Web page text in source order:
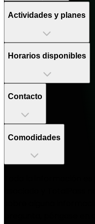
Actividades y planes
Horarios disponibles
Contacto
Comodidades
Toda la información
asociado y TotalPass
sobre alguna
pregunta, póngase